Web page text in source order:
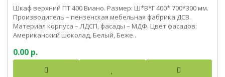
Шкаф верхний ПТ 400 Виано. Размер: Ш*В*Г 400* 700*300 мм.
Производитель – пензенская мебельная фабрика ДСВ.
Материал корпуса – ЛДСП, фасады – МДФ. Цвет фасадов:
Американский шоколад, Белый, Беже..
0.00 р.